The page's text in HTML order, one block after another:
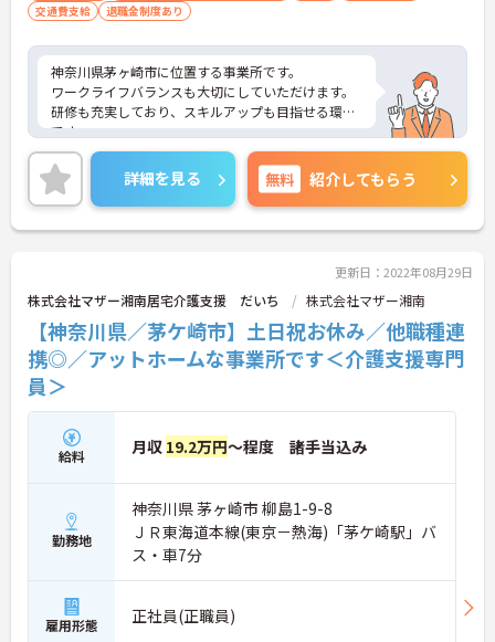
交通費支給
退職金制度あり
神奈川県茅ヶ崎市に位置する事業所です。
ワークライフバランスも大切にしていただけます。
研修も充実しており、スキルアップも目指せる環境
です。
ご興味のある方は是非お気軽にお問い合わせくださ
い。
詳細を見る 無料 紹介してもらう
更新日：2022年08月29日
株式会社マザー湘南居宅介護支援 だいち 株式会社マザー湘南
【神奈川県／茅ケ崎市】土日祝お休み／他職種連
携◎／アットホームな事業所です＜介護支援専門
員＞
給料 月収 19.2万円～程度 諸手当込み
勤務地
神奈川県 茅ヶ崎市 柳島1-9-8
ＪＲ東海道本線(東京－熱海)「茅ケ崎駅」バ
ス・車7分
雇用形態 正社員(正職員)